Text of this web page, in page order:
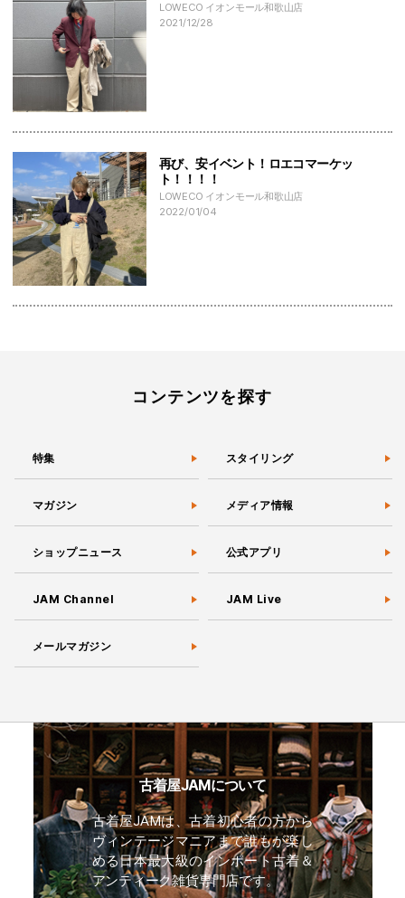
LOWECO イオンモール和歌山店
2021/12/28
再び、安イベント！ロエコマーケッ
ト！！！！
LOWECO イオンモール和歌山店
2022/01/04
コンテンツを探す
特集 スタイリング
マガジン メディア情報
ショップニュース 公式アプリ
JAM Channel JAM Live
メールマガジン
古着屋JAMについて
古着屋JAMは、古着初心者の方から
ヴィンテージマニアまで誰もが楽し
める日本最大級のインポート古着＆
アンティーク雑貨専門店です。